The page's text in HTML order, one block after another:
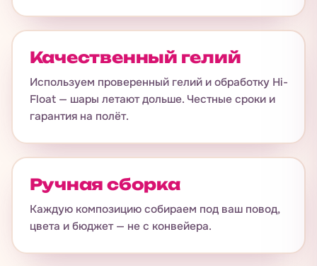
Качественный гелий
Используем проверенный гелий и обработку Hi-
Float — шары летают дольше. Честные сроки и
гарантия на полёт.
Ручная сборка
Каждую композицию собираем под ваш повод,
цвета и бюджет — не с конвейера.